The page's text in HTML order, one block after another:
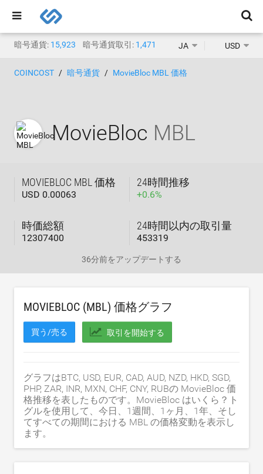
暗号通貨: 15,923 暗号通貨取引: 1,471 JA USD
COINCOST 暗号通貨 MovieBloc MBL 価格
MovieBloc MBL
MOVIEBLOC MBL 価格
USD 0.00063
24時間推移
+0.6%
時価総額
12307400
24時間以内の取引量
453319
36分前をアップデートする
MOVIEBLOC (MBL) 価格グラフ
買う/売る 取引を開始する
グラフはBTC, USD, EUR, CAD, AUD, NZD, HKD, SGD,
PHP, ZAR, INR, MXN, CHF, CNY, RUBの MovieBloc 価
格推移を表したものです。MovieBloc はいくら？ト
グルを使用して、今日、1週間、1ヶ月、1年、そし
てすべての期間における MBL の価格変動を表示し
ます。